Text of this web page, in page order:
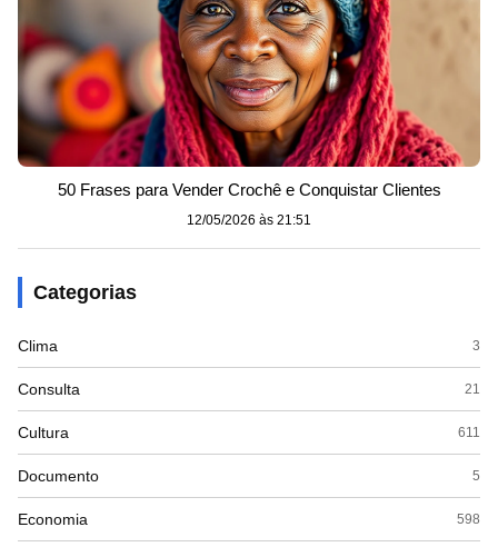
50 Frases para Vender Crochê e Conquistar Clientes
12/05/2026 às 21:51
Categorias
Clima 3
Consulta 21
Cultura 611
Documento 5
Economia 598